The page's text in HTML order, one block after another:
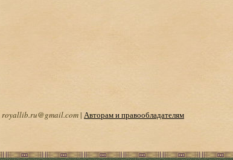
royallib.ru@gmail.com| Авторам и правообладателям